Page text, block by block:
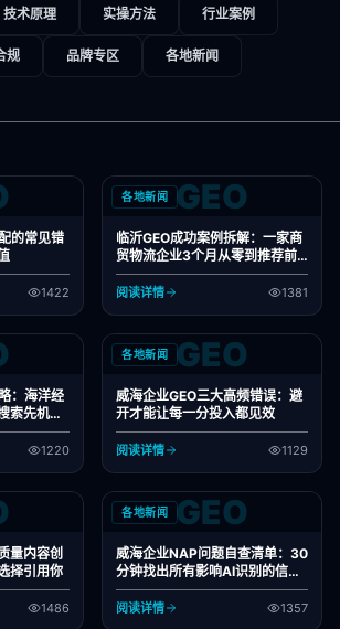
技术原理 实操方法 行业案例
规 品牌专区 各地新闻
的常见错
1422
各地新闻 GEO
临沂GEO成功案例拆解：一家商
贸物流企业3个月从零到推荐前
三的路径
阅读详情 1381
：海洋经
索先机把
1220
各地新闻 GEO
威海企业GEO三大高频错误：避
开才能让每一分投入都见效
阅读详情 1129
量内容创
择引用你
1486
各地新闻 GEO
威海企业NAP问题自查清单：30
分钟找出所有影响AI识别的信息
错误
阅读详情 1357